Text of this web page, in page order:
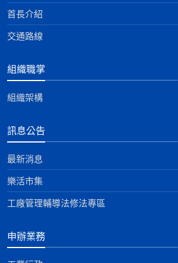
首長介紹
交通路線
組織職掌
組織架構
訊息公告
最新消息
樂活市集
工廠管理輔導法修法專區
申辦業務